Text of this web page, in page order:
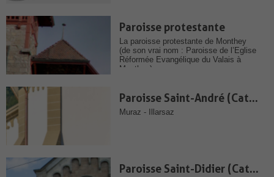
Paroisse protestante
La paroisse protestante de Monthey
(de son vrai nom : Paroisse de l’Eglise
Réformée Evangélique du Valais à
Monthey) vous...
Paroisse Saint-André (Catholique)
Muraz - Illarsaz
Paroisse Saint-Didier (Catholique)